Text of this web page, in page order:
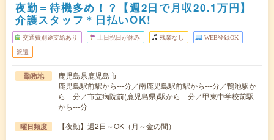
夜勤＝待機多め！？【週2日で月収20.1万円】
介護スタッフ＊日払いOK!
交通費別途支給あり 土日祝日が休み 残業なし WEB登録OK
派遣
勤務地
鹿児島県鹿児島市
鹿児島駅前駅から---分／南鹿児島駅前駅から---分／鴨池駅か
ら---分／市立病院前(鹿児島県)駅から---分／甲東中学校前駅
から---分
曜日頻度 【夜勤】週2日～OK（月～金の間）